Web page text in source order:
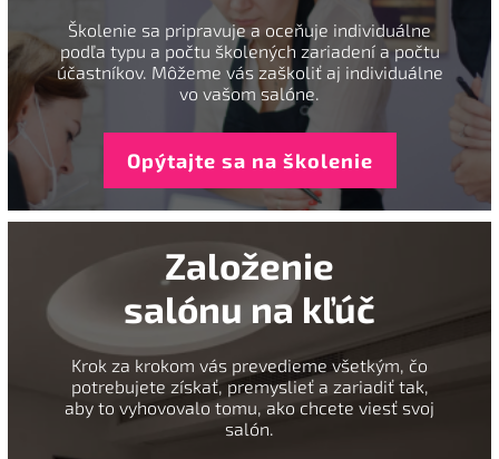
Školenie sa pripravuje a oceňuje individuálne
podľa typu a počtu školených zariadení a počtu
účastníkov. Môžeme vás zaškoliť aj individuálne
vo vašom salóne.
Opýtajte sa na školenie
Založenie
salónu na kľúč
Krok za krokom vás prevedieme všetkým, čo
potrebujete získať, premyslieť a zariadiť tak,
aby to vyhovovalo tomu, ako chcete viesť svoj
salón.